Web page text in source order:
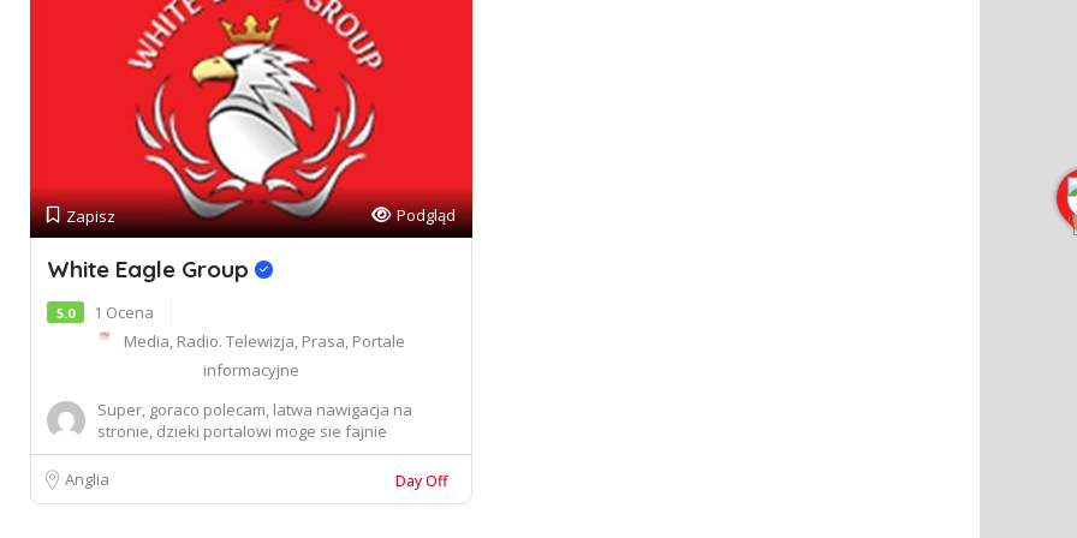
Zapisz Podgląd
White Eagle Group
5.0
1 Ocena
Media, Radio. Telewizja, Prasa, Portale
informacyjne
Super, goraco polecam, latwa nawigacja na
stronie, dzieki portalowi moge sie fajnie
reklamowac ...
Anglia
Day Off